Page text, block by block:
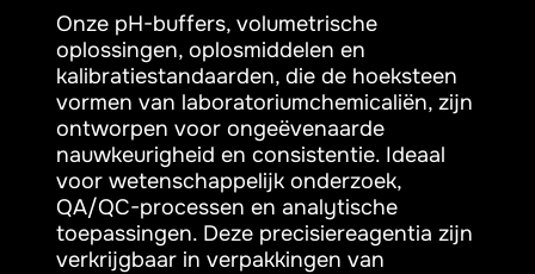
Onze pH-buffers, volumetrische
oplossingen, oplosmiddelen en
kalibratiestandaarden, die de hoeksteen
vormen van laboratoriumchemicaliën, zijn
ontworpen voor ongeëvenaarde
nauwkeurigheid en consistentie. Ideaal
voor wetenschappelijk onderzoek,
QA/QC-processen en analytische
toepassingen. Deze precisiereagentia zijn
verkrijgbaar in verpakkingen van